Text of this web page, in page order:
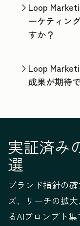
Loop
ーケティン
すか？
Loop
成果が期待
実証済み
選
ブランド指針の
ズ、リーチの拡
るAIプロンプト集